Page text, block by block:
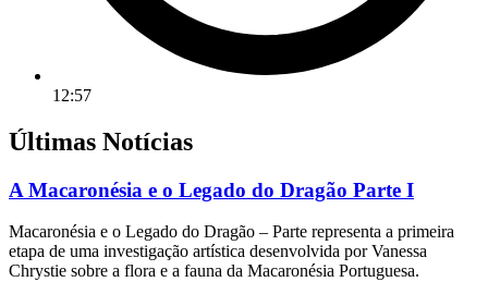
12:57
Últimas Notícias
A Macaronésia e o Legado do Dragão Parte I
Macaronésia e o Legado do Dragão – Parte representa a primeira
etapa de uma investigação artística desenvolvida por Vanessa
Chrystie sobre a flora e a fauna da Macaronésia Portuguesa.